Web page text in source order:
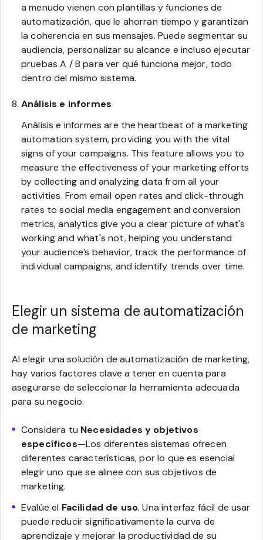
a menudo vienen con plantillas y funciones de
automatización, que le ahorran tiempo y garantizan
la coherencia en sus mensajes. Puede segmentar su
audiencia, personalizar su alcance e incluso ejecutar
pruebas A / B para ver qué funciona mejor, todo
dentro del mismo sistema.
Análisis e informes
Análisis e informes are the heartbeat of a marketing
automation system, providing you with the vital
signs of your campaigns. This feature allows you to
measure the effectiveness of your marketing efforts
by collecting and analyzing data from all your
activities. From email open rates and click-through
rates to social media engagement and conversion
metrics, analytics give you a clear picture of what's
working and what's not, helping you understand
your audience’s behavior, track the performance of
individual campaigns, and identify trends over time.
Elegir un sistema de automatización
de marketing
Al elegir una solución de automatización de marketing,
hay varios factores clave a tener en cuenta para
asegurarse de seleccionar la herramienta adecuada
para su negocio.
Considera tu Necesidades y objetivos
específicos—Los diferentes sistemas ofrecen
diferentes características, por lo que es esencial
elegir uno que se alinee con sus objetivos de
marketing.
Evalúe el Facilidad de uso. Una interfaz fácil de usar
puede reducir significativamente la curva de
aprendizaje y mejorar la productividad de su